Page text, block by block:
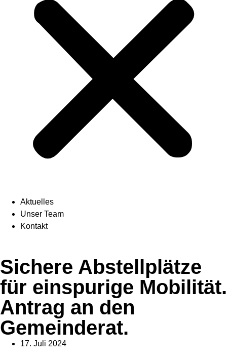
Aktuelles
Unser Team
Kontakt
Sichere Abstellplätze
für einspurige Mobilität.
Antrag an den
Gemeinderat.
17. Juli 2024